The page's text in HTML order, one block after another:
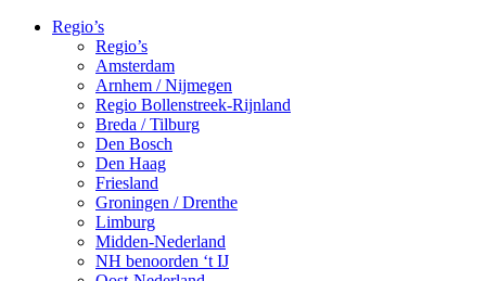
Regio’s
Regio’s
Amsterdam
Arnhem / Nijmegen
Regio Bollenstreek-Rijnland
Breda / Tilburg
Den Bosch
Den Haag
Friesland
Groningen / Drenthe
Limburg
Midden-Nederland
NH benoorden ‘t IJ